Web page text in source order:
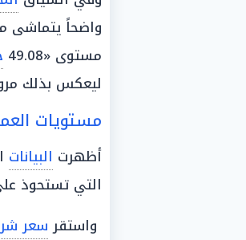
واضحاً يتماشى
مستوى «49.08
ليعكس بذلك
مستويات
أظهرت البيانات
التي تستحوذ
واستقرسعر